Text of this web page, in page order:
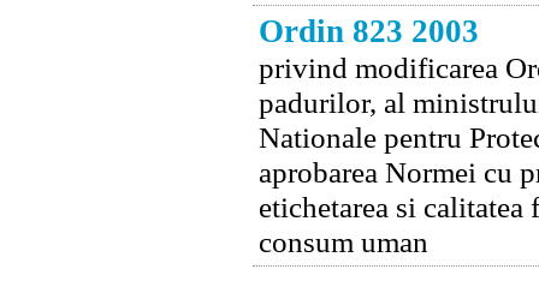
Ordin 823 2003
privind modificarea
padurilor, al
Nationale pentru
aprobarea Normei cu
etichetarea si
consum uman